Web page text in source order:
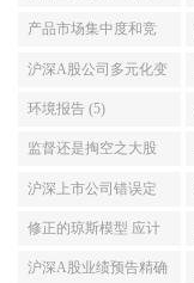
污染重污染企业名单
及环境信息披露EDI指
产品市场集中度和竞
争力 Stata计算赫芬达
尔 赫希曼HHI指数和
沪深A股公司多元化变
量行业数目 (6)
环境报告 (5)
监督还是掏空之大股
东持股比列与股价崩
盘风险研究数据与stata
沪深上市公司错误定
价 资本市场定价效率
数据stata代码2001-
修正的琼斯模型 应计
盈余管理stata代码和数
沪深A股业绩预告精确